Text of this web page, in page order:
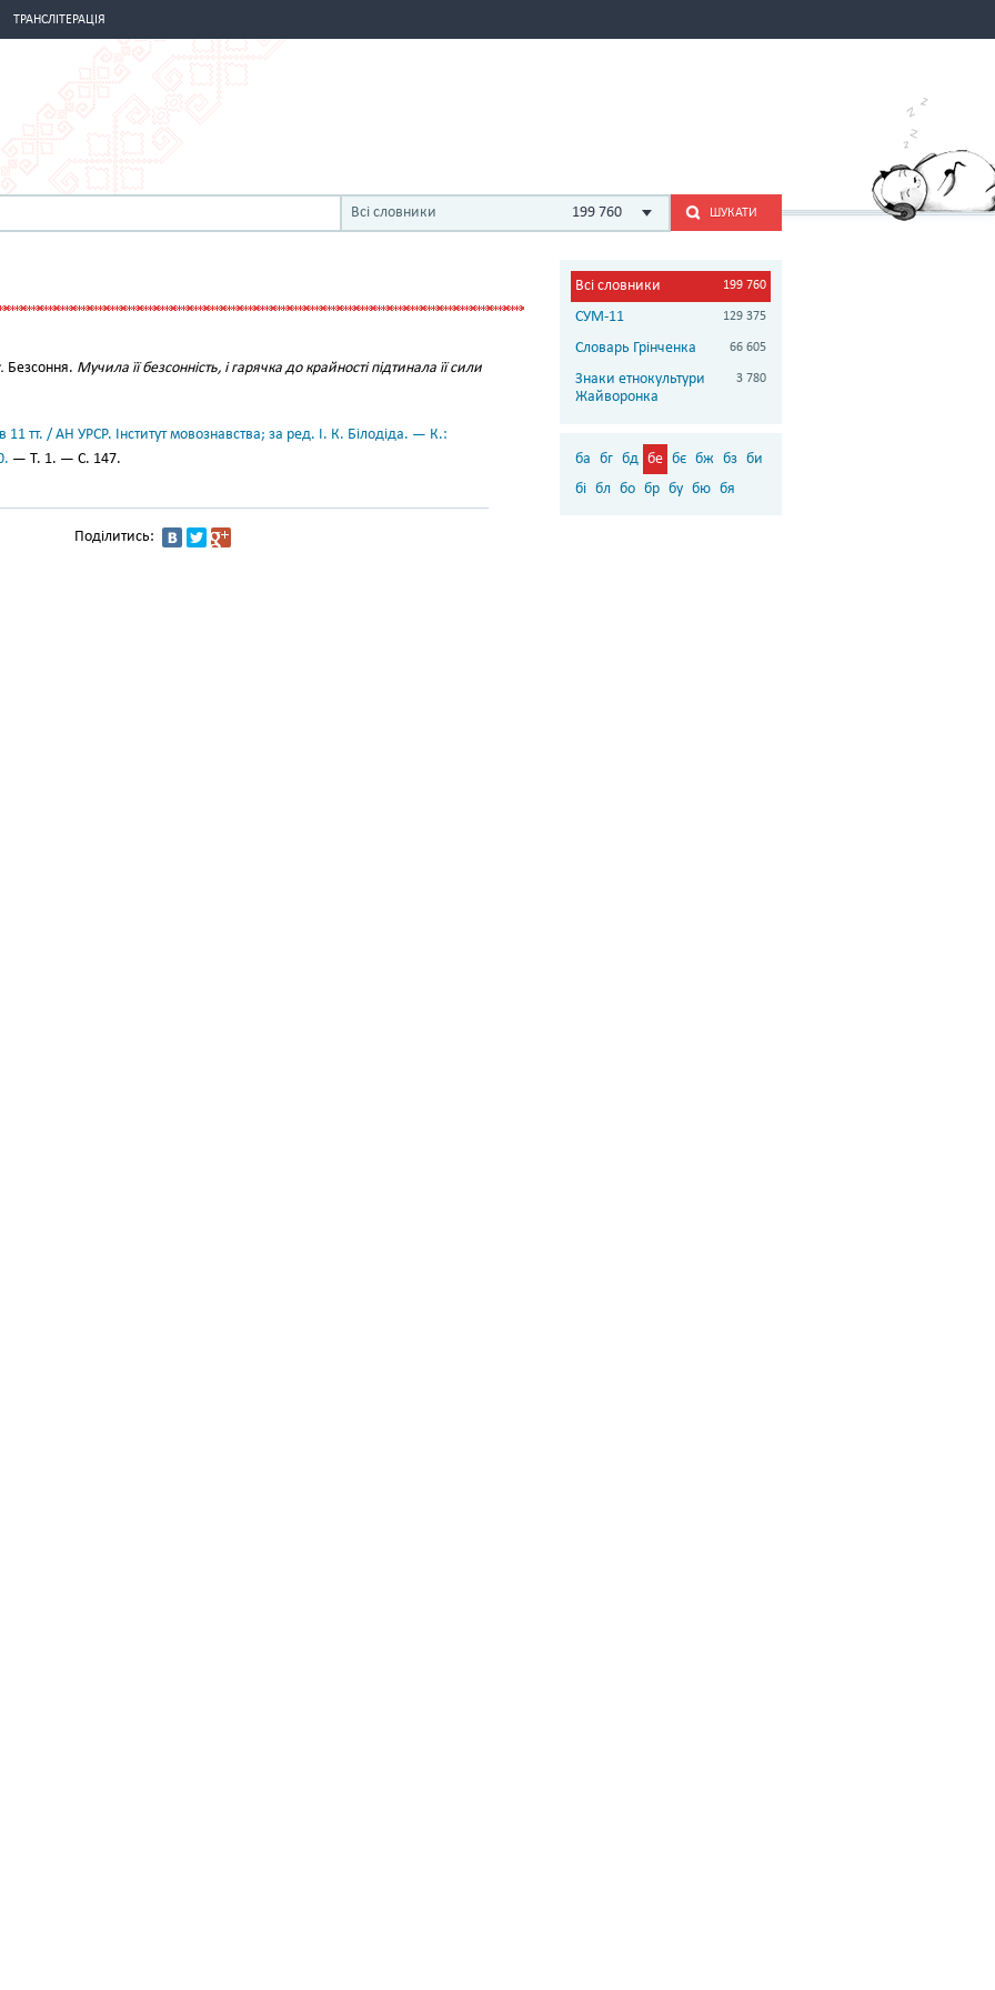
ТРАНСЛІТЕРАЦІЯ
Всі словники 199 760 ШУКАТИ
Безсоння. Мучила її безсонність, і гарячка до крайності підтинала її сили
11 тт. / АН УРСР. Інститут мовознавства; за ред. І. К. Білодіда. — К.:
— Т. 1. — С. 147.
Поділитись:
Всі словники 199 760
СУМ-11 129 375
Словарь Грінченка 66 605
Знаки етнокультури
Жайворонка
3 780
ба бг бд бе бє бж бз би
бі бл бо бр бу бю бя